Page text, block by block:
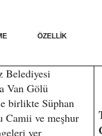
ÖZELLİK
Belediyesi
Van Gölü
birlikte Süphan
Camii ve meşhur
yer